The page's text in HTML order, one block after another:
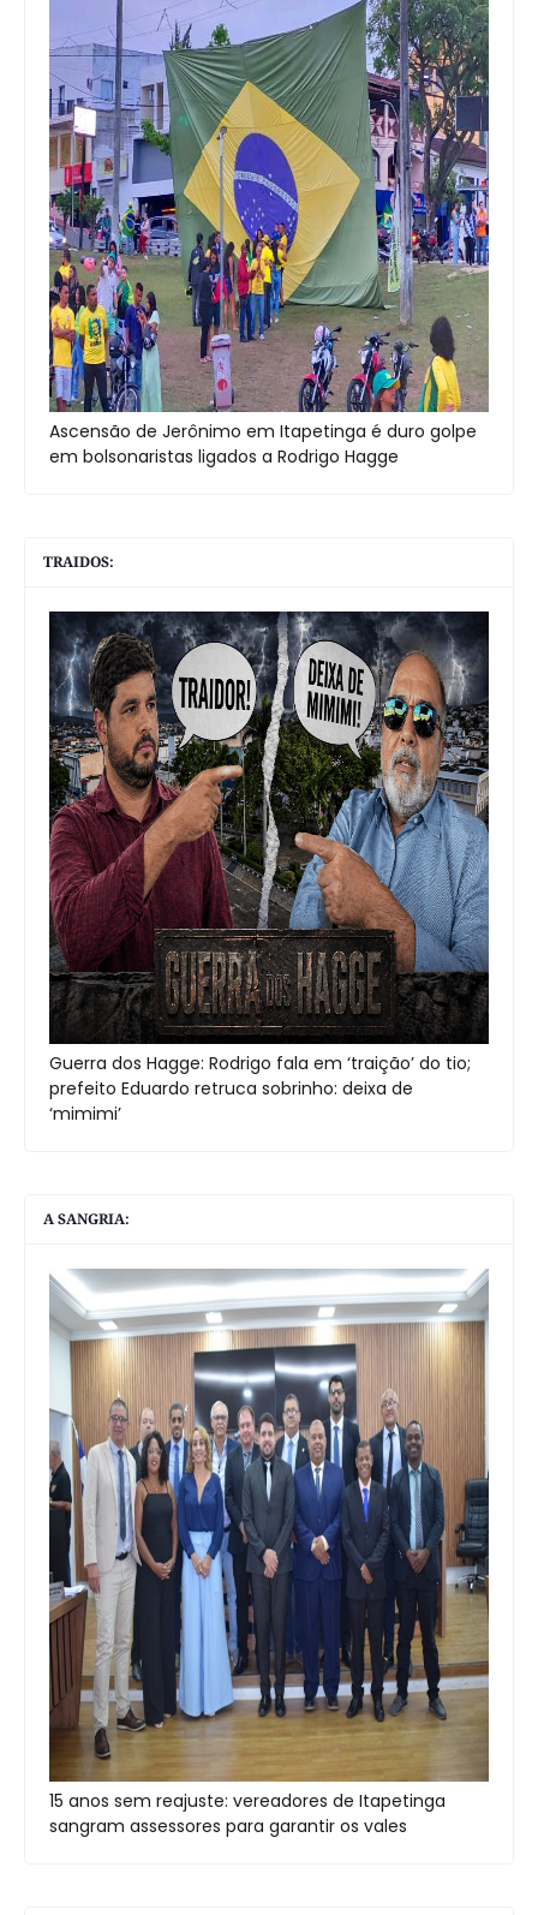
Ascensão de Jerônimo em Itapetinga é duro golpe
em bolsonaristas ligados a Rodrigo Hagge
TRAIDOS:
Guerra dos Hagge: Rodrigo fala em ‘traição’ do tio;
prefeito Eduardo retruca sobrinho: deixa de
‘mimimi’
A SANGRIA:
15 anos sem reajuste: vereadores de Itapetinga
sangram assessores para garantir os vales